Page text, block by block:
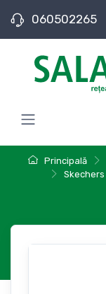
060502265
Principală
Skechers